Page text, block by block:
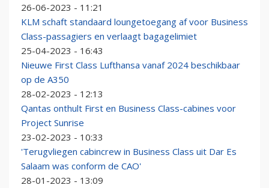
26-06-2023 - 11:21
KLM schaft standaard loungetoegang af voor Business
Class-passagiers en verlaagt bagagelimiet
25-04-2023 - 16:43
Nieuwe First Class Lufthansa vanaf 2024 beschikbaar
op de A350
28-02-2023 - 12:13
Qantas onthult First en Business Class-cabines voor
Project Sunrise
23-02-2023 - 10:33
'Terugvliegen cabincrew in Business Class uit Dar Es
Salaam was conform de CAO'
28-01-2023 - 13:09